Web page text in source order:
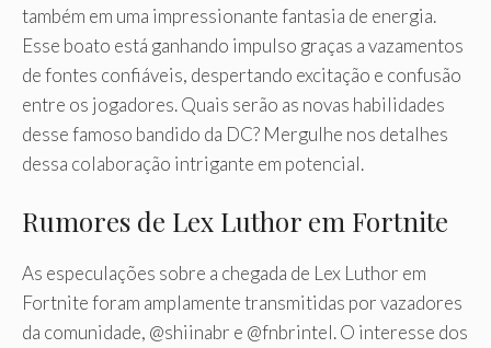
também em uma impressionante fantasia de energia.
Esse boato está ganhando impulso graças a vazamentos
de fontes confiáveis, despertando excitação e confusão
entre os jogadores. Quais serão as novas habilidades
desse famoso bandido da DC? Mergulhe nos detalhes
dessa colaboração intrigante em potencial.
Rumores de Lex Luthor em Fortnite
As especulações sobre a chegada de Lex Luthor em
Fortnite foram amplamente transmitidas por vazadores
da comunidade, @shiinabr e @fnbrintel. O interesse dos